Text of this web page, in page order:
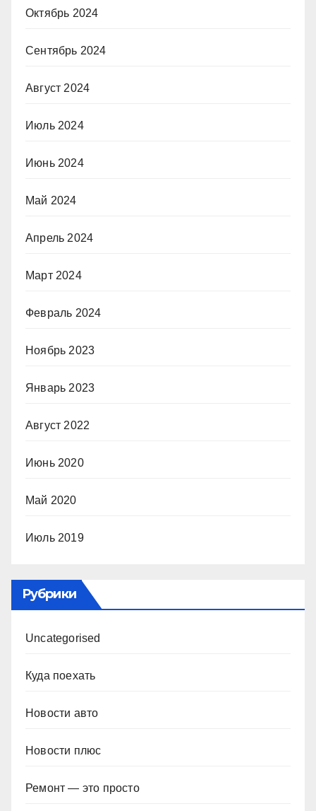
Октябрь 2024
Сентябрь 2024
Август 2024
Июль 2024
Июнь 2024
Май 2024
Апрель 2024
Март 2024
Февраль 2024
Ноябрь 2023
Январь 2023
Август 2022
Июнь 2020
Май 2020
Июль 2019
Рубрики
Uncategorised
Куда поехать
Новости авто
Новости плюс
Ремонт — это просто